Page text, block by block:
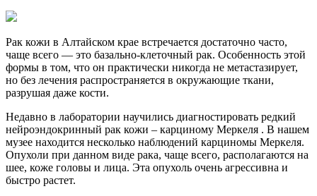
Рак кожи в Алтайском крае встречается достаточно часто,
чаще всего — это базально-клеточный рак. Особенность этой
формы в том, что он практически никогда не метастазирует,
но без лечения распространяется в окружающие ткани,
разрушая даже кости.
Недавно в лаборатории научились диагностировать редкий
нейроэндокринный рак кожи – карциному Меркеля . В нашем
музее находится несколько наблюдений карциномы Меркеля.
Опухоли при данном виде рака, чаще всего, располагаются на
шее, коже головы и лица. Эта опухоль очень агрессивна и
быстро растет.